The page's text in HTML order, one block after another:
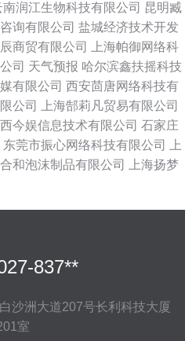
南润江生物科技有限公司 昆明臧
询有限公司 盐城经济技术开发
商贸有限公司
上海帕御网络科
司 天气预报 哈尔滨鑫扶摇科技
有限公司 西安茴唐网络科技有
公司
上海郜莉凡贸易有限公司
今娱信息技术有限公司 石家庄
东莞市振心网络科技有限公司
上
和泡沫制品有限公司
上海扬梦
837**
沙洲大道207号长利科技大厦
室